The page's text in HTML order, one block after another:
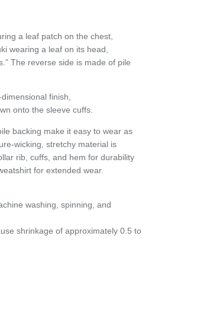
a leaf patch on the chest,
wearing a leaf on its head,
The reverse side is made of pile
finish,
onto the sleeve cuffs.
backing make it easy to wear as
wicking, stretchy material is
rib, cuffs, and hem for durability
for extended wear.
washing, spinning, and
shrinkage of approximately 0.5 to